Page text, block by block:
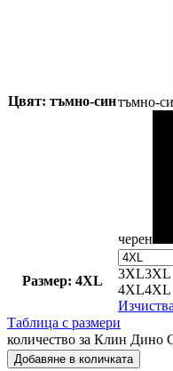
Цвят: тъмно-синтъмно-
черен
Размер: 4XL 3XL3XL
4XL4XL
Таблица с размери
количество за Клин Дино
Добавяне в количката